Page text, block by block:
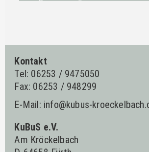
Kontakt
Tel: 06253 / 9475050
Fax: 06253 / 948299
E-Mail: info@kubus-
KuBuS e.V.
Am Kröckelbach